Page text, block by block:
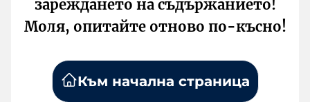
зареждането на съдържанието!
Моля, опитайте отново по-късно!
Към начална страница